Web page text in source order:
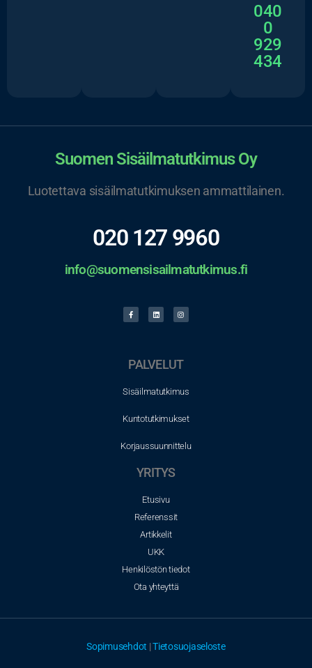
040
0
929
434
Suomen Sisäilmatutkimus Oy
Luotettava sisäilmatutkimuksen ammattilainen.
020 127 9960
info@suomensisailmatutkimus.fi
PALVELUT
Sisäilmatutkimus
Kuntotutkimukset
Korjaussuunnittelu
YRITYS
Etusivu
Referenssit
Artikkelit
UKK
Henkilöstön tiedot
Ota yhteyttä
Sopimusehdot |Tietosuojaseloste